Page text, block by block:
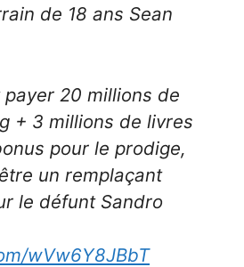
de 18 ans Sean
20 millions de
+ 3 millions de livres
pour le prodige,
un remplaçant
le défunt Sandro
wVw6Y8JBbT